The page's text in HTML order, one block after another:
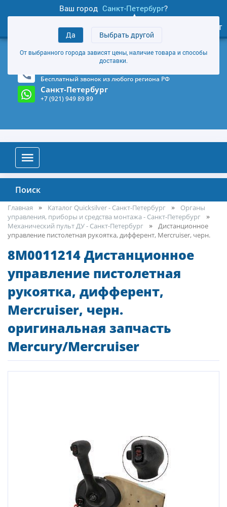
Ваш город Санкт-Петербург?
Да Выбрать другой
От выбранного города зависят цены, наличие товара и способы
доставки.
товаров
Личный кабинет
+7 (921) 949 89 89
Магазин и склад в Санкт-Петербурге (Карта)
Бесплатный звонок из любого региона РФ
Санкт-Петербург
+7 (921) 949 89 89
Поиск
Главная Каталог Quicksilver - Санкт-Петербург
Органы
управления, приборы и средства монтажа - Санкт-Петербург
Механический пульт ДУ - Санкт-Петербург
Дистанционное
управление пистолетная рукоятка, дифферент, Mercruiser, черн.
8M0011214 Дистанционное
управление пистолетная
рукоятка, дифферент,
Mercruiser, черн.
оригинальная запчасть
Mercury/Mercruiser